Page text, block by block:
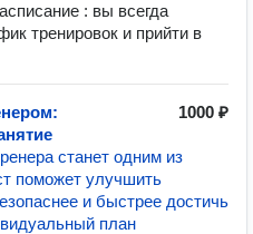
: вы всегда
тренировок и прийти в
1000 ₽
станет одним из
поможет улучшить
и быстрее достичь
план